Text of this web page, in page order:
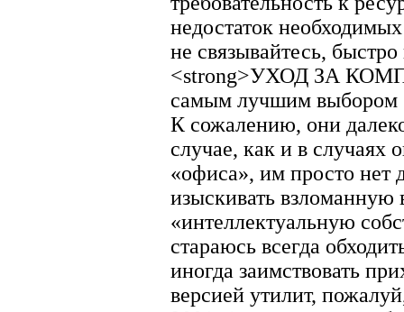
недостаток
не связывайтесь,
<strong>УХОД ЗА
самым лучшим выбором
К сожалению, они
случае, как и в случаях
«офиса», им просто нет
изыскивать взломанную
«интеллектуальную
стараюсь всегда
иногда заимствовать
версией утилит,